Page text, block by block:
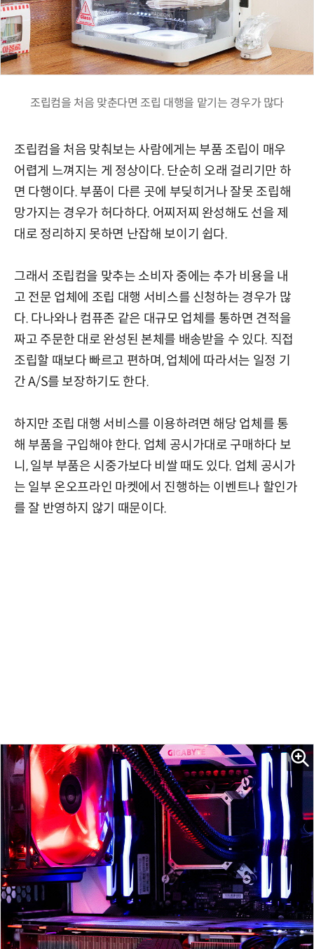
조립컴을 처음 맞춘다면 조립 대행을 맡기는 경우가 많다
조립컴을 처음 맞춰보는 사람에게는 부품 조립이 매우
어렵게 느껴지는 게 정상이다. 단순히 오래 걸리기만 하
면 다행이다. 부품이 다른 곳에 부딪히거나 잘못 조립해
망가지는 경우가 허다하다. 어찌저찌 완성해도 선을 제
대로 정리하지 못하면 난잡해 보이기 쉽다.
그래서 조립컴을 맞추는 소비자 중에는 추가 비용을 내
고 전문 업체에 조립 대행 서비스를 신청하는 경우가 많
다. 다나와나 컴퓨존 같은 대규모 업체를 통하면 견적을
짜고 주문한 대로 완성된 본체를 배송받을 수 있다. 직접
조립할 때보다 빠르고 편하며, 업체에 따라서는 일정 기
간 A/S를 보장하기도 한다.
하지만 조립 대행 서비스를 이용하려면 해당 업체를 통
해 부품을 구입해야 한다. 업체 공시가대로 구매하다 보
니, 일부 부품은 시중가보다 비쌀 때도 있다. 업체 공시가
는 일부 온오프라인 마켓에서 진행하는 이벤트나 할인가
를 잘 반영하지 않기 때문이다.